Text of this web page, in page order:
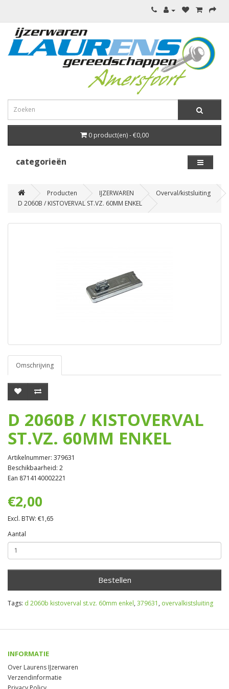
0 product(en) - €0,00
categorieën
Producten IJZERWAREN
Overval/kistsluiting
D 2060B / KISTOVERVAL ST.VZ. 60MM ENKEL
Omschrijving
D 2060B / KISTOVERVAL
ST.VZ. 60MM ENKEL
Artikelnummer: 379631
Beschikbaarheid: 2
Ean 8714140002221
€2,00
Excl. BTW: €1,65
Aantal
Bestellen
Tags: d 2060b kistoverval st.vz. 60mm enkel, 379631 , overvalkistsluiting
INFORMATIE
Over Laurens IJzerwaren
Verzendinformatie